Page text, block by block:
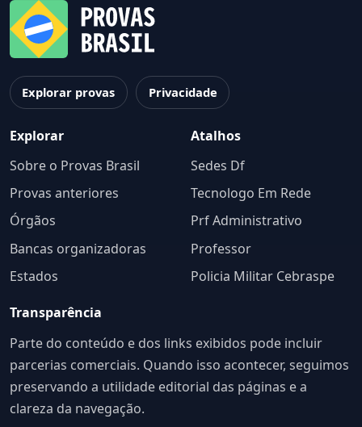
Explorar provas Privacidade
Explorar
Sobre o Provas Brasil
Provas anteriores
Órgãos
Bancas organizadoras
Estados
Atalhos
Sedes Df
Tecnologo Em Rede
Prf Administrativo
Professor
Policia Militar Cebraspe
Transparência
Parte do conteúdo e dos links exibidos pode incluir
parcerias comerciais. Quando isso acontecer, seguimos
preservando a utilidade editorial das páginas e a
clareza da navegação.